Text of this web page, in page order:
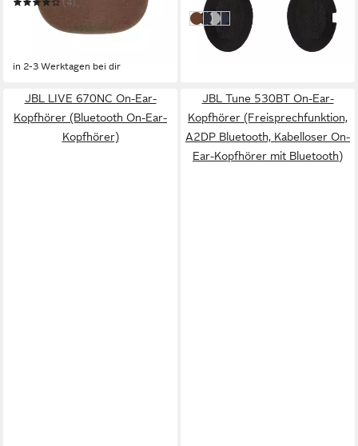
(4)
199,00 €
mtl. in 12 Raten
in 2-3 Werktagen bei dir
in 2-3 Werktagen bei dir
Dunkelbraun
Schwarz
Silber
Dunkelblau
JBL LIVE 670NC On-Ear-
Kopfhörer (Bluetooth On-Ear-
Kopfhörer)
JBL Tune 530BT On-Ear-
Kopfhörer (Freisprechfunktion,
A2DP Bluetooth, Kabelloser On-
Ear-Kopfhörer mit Bluetooth)